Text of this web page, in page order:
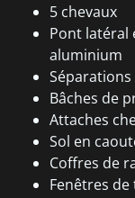
5 chevaux
Pont latéral
aluminium
Bâches de
Attaches
Sol en
Coffres de
Fenêtres